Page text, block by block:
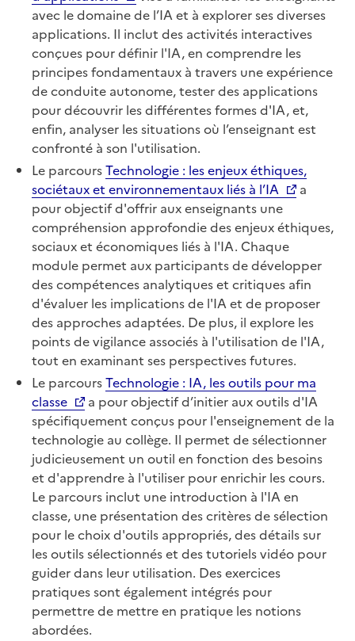
avec le domaine de l’IA et à explorer ses diverses
applications. Il inclut des activités interactives
conçues pour définir l'IA, en comprendre les
principes fondamentaux à travers une expérience
de conduite autonome, tester des applications
pour découvrir les différentes formes d'IA, et,
enfin, analyser les situations où l’enseignant est
confronté à son l'utilisation.
Le parcoursTechnologie : les enjeux éthiques,
sociétaux et environnementaux liés à l’IA
a
pour objectif d'offrir aux enseignants une
compréhension approfondie des enjeux éthiques,
sociaux et économiques liés à l'IA. Chaque
module permet aux participants de développer
des compétences analytiques et critiques afin
d'évaluer les implications de l'IA et de proposer
des approches adaptées. De plus, il explore les
points de vigilance associés à l'utilisation de l'IA,
tout en examinant ses perspectives futures.
Le parcoursTechnologie : IA, les outils pour ma
classe
a pour objectif d’initier aux outils d'IA
spécifiquement conçus pour l'enseignement de la
technologie au collège. Il permet de sélectionner
judicieusement un outil en fonction des besoins
et d'apprendre à l'utiliser pour enrichir les cours.
Le parcours inclut une introduction à l'IA en
classe, une présentation des critères de sélection
pour le choix d'outils appropriés, des détails sur
les outils sélectionnés et des tutoriels vidéo pour
guider dans leur utilisation. Des exercices
pratiques sont également intégrés pour
permettre de mettre en pratique les notions
abordées.